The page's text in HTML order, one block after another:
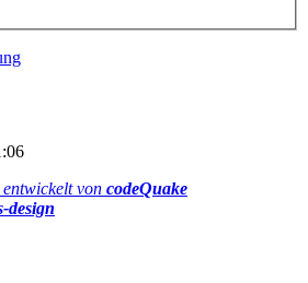
, entwickelt von codeQuake
design